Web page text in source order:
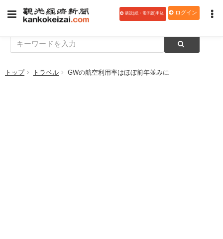
購読(紙・電子版)申込 ログイン
トップ トラベル GWの航空利用率はほぼ前年並みに